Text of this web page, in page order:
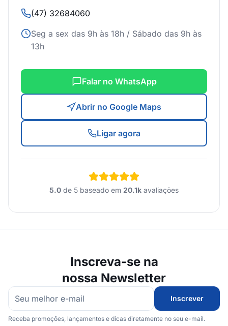
(47) 32684060
Seg a sex das 9h às 18h / Sábado das 9h às
13h
Falar no WhatsApp
Abrir no Google Maps
Ligar agora
5.0 de 5 baseado em 20.1k avaliações
Inscreva-se na
nossa Newsletter
Inscrever
Receba promoções, lançamentos e dicas diretamente no seu e-mail.